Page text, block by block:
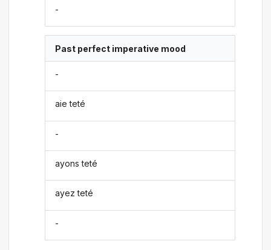
-
Past perfect imperative mood
-
aie teté
-
ayons teté
ayez teté
-